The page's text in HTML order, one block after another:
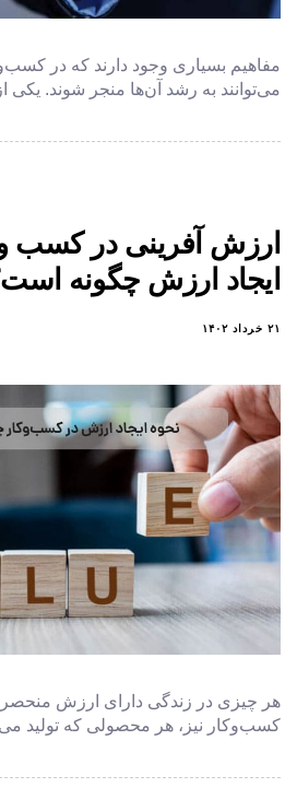
مفاهیم بسیاری وجود دارند که در
می‌توانند به رشد آن‌ها منجر شوند. یکی
ارزش آفرینی در کسب‌
ایجاد ارزش چگونه
۲۱ خرداد ۱۴۰۲
هر چیزی در زندگی دارای ارزش منحصر
کسب‌وکار نیز، هر محصولی که تولید